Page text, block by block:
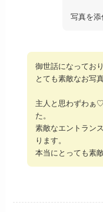
写真を添
御世話になっており
とても素敵なお写
主人と思わずわぁ
た。
素敵なエントラン
ります。
本当にとっても素敵